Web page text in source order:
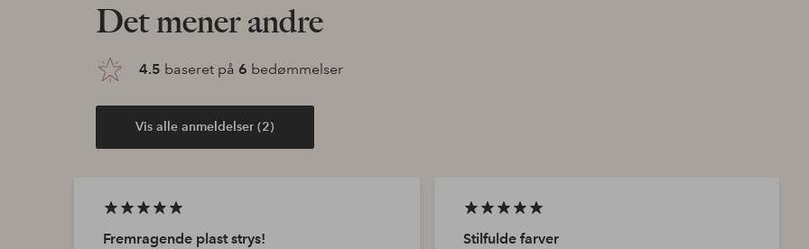
Det mener andre
4.5 baseret på 6 bedømmelser
Vis alle anmeldelser (2)
Fremragende plast strys! Stilfulde farver